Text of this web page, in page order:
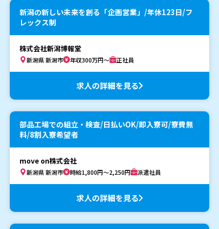
新潟の新しい未来を創る「企画営業」/年休123日/フ
レックス制
株式会社新潟博報堂
新潟県 新潟市 年収300万円～ 正社員
求人の詳細を見る
部品工場での組立・検査/日払いOK/即入寮可/寮費無
料/8割入寮希望者
move on株式会社
新潟県 新潟市 時給1,800円～2,250円 派遣社員
求人の詳細を見る